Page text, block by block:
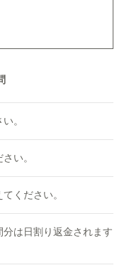
。
い。
ください。
は日割り返金されます